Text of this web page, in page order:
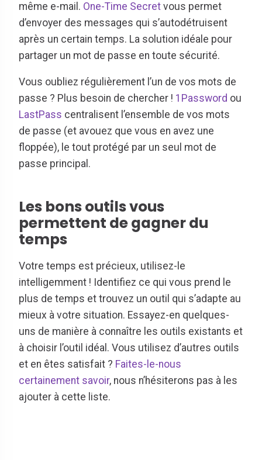
même e-mail. One-Time Secret vous permet
d’envoyer des messages qui s’autodétruisent
après un certain temps. La solution idéale pour
partager un mot de passe en toute sécurité.
Vous oubliez régulièrement l’un de vos mots de
passe ? Plus besoin de chercher ! 1Password ou
LastPass centralisent l’ensemble de vos mots
de passe (et avouez que vous en avez une
floppée), le tout protégé par un seul mot de
passe principal.
Les bons outils vous
permettent de gagner du
temps
Votre temps est précieux, utilisez-le
intelligemment ! Identifiez ce qui vous prend le
plus de temps et trouvez un outil qui s’adapte au
mieux à votre situation. Essayez-en quelques-
uns de manière à connaître les outils existants et
à choisir l’outil idéal. Vous utilisez d’autres outils
et en êtes satisfait ? Faites-le-nous
certainement savoir, nous n’hésiterons pas à les
ajouter à cette liste.